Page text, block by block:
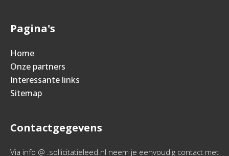
Pagina's
Home
Onze partners
Interessante links
Sitemap
Contactgegevens
Via info @ .sollicitatieleed.nl neem je eenvoudig contact met